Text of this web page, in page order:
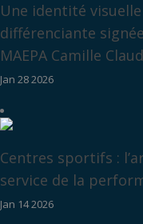
Une identité
différenciante
MAEPA Camille
Jan 28 2026
Centres sportifs :
service de la
Jan 14 2026